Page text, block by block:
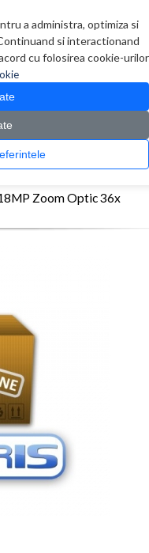
a administra, optimiza si
si interactionand
cu folosirea cookie-urilor
preferintele
0 produs(e)
Foto Digitala BenQ GH800 18MP
Zoom Optic 36x